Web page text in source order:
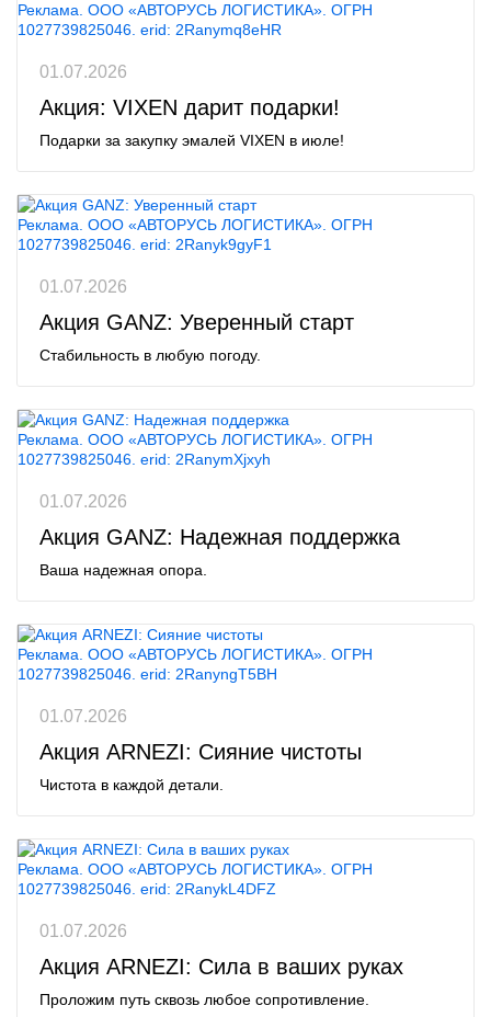
Реклама. ООО «АВТОРУСЬ ЛОГИСТИКА». ОГРН
1027739825046. erid: 2Ranymq8eHR
01.07.2026
Акция: VIXEN дарит подарки!
Подарки за закупку эмалей VIXEN в июле!
Реклама. ООО «АВТОРУСЬ ЛОГИСТИКА». ОГРН
1027739825046. erid: 2Ranyk9gyF1
01.07.2026
Акция GANZ: Уверенный старт
Стабильность в любую погоду.
Реклама. ООО «АВТОРУСЬ ЛОГИСТИКА». ОГРН
1027739825046. erid: 2RanymXjxyh
01.07.2026
Акция GANZ: Надежная поддержка
Ваша надежная опора.
Реклама. ООО «АВТОРУСЬ ЛОГИСТИКА». ОГРН
1027739825046. erid: 2RanyngT5BH
01.07.2026
Акция ARNEZI: Сияние чистоты
Чистота в каждой детали.
Реклама. ООО «АВТОРУСЬ ЛОГИСТИКА». ОГРН
1027739825046. erid: 2RanykL4DFZ
01.07.2026
Акция ARNEZI: Сила в ваших руках
Проложим путь сквозь любое сопротивление.